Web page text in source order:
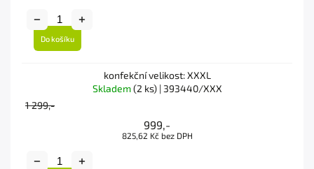
Do košíku
konfekční velikost: XXXL
Skladem(2 ks)| 393440/XXX
1 299,-
999,-
825,62 Kč bez DPH